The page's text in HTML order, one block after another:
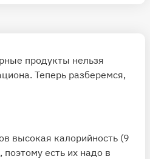
продукты нельзя
Теперь разберемся,
высокая калорийность (9
есть их надо в